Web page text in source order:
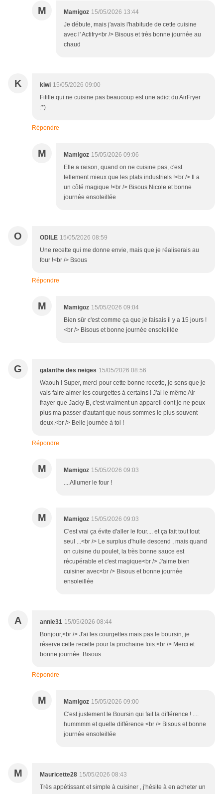
M Mamigoz 15/05/2026 13:44
Je débute, mais j'avais l'habitude de cette cuisine
avec l' Actifry<br /> Bisous et très bonne journée au
chaud
K kiwi 15/05/2026 09:00
Fifille qui ne cuisine pas beaucoup est une adict du AirFryer
:*)
Répondre
M Mamigoz 15/05/2026 09:06
Elle a raison, quand on ne cuisine pas, c'est
tellement mieux que les plats industriels !<br /> Il a
un côté magique !<br /> Bisous Nicole et bonne
journée ensoleillée
O ODILE 15/05/2026 08:59
Une recette qui me donne envie, mais que je réaliserais au
four !<br /> Bsous
Répondre
M Mamigoz 15/05/2026 09:04
Bien sûr c'est comme ça que je faisais il y a 15 jours !
<br /> Bisous et bonne journée ensoleillée
G galanthe des neiges 15/05/2026 08:56
Waouh ! Super, merci pour cette bonne recette, je sens que je
vais faire aimer les courgettes à certains ! J'ai le même Air
frayer que Jacky B, c'est vraiment un appareil dont je ne peux
plus ma passer d'autant que nous sommes le plus souvent
deux.<br /> Belle journée à toi !
Répondre
M Mamigoz 15/05/2026 09:03
....Allumer le four !
M Mamigoz 15/05/2026 09:03
C'est vrai ça évite d'aller le four.... et ça fait tout tout
seul ...<br /> Le surplus d'huile descend , mais quand
on cuisine du poulet, la très bonne sauce est
récupérable et c'est magique<br /> J'aime bien
cuisiner avec<br /> Bisous et bonne journée
ensoleillée
A annie31 15/05/2026 08:44
Bonjour,<br /> J'ai les courgettes mais pas le boursin, je
réserve cette recette pour la prochaine fois.<br /> Merci et
bonne journée. Bisous.
Répondre
M Mamigoz 15/05/2026 09:00
C'est justement le Boursin qui fait la différence ! ....
hummmm et quelle différence <br /> Bisous et bonne
journée ensoleillée
M Mauricette28 15/05/2026 08:43
Très appétissant et simple à cuisiner , j'hésite à en acheter un